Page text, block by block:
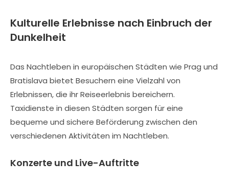
Kulturelle Erlebnisse nach Einbruch der
Dunkelheit
Das Nachtleben in europäischen Städten wie Prag und
Bratislava bietet Besuchern eine Vielzahl von
Erlebnissen, die ihr Reiseerlebnis bereichern.
Taxidienste in diesen Städten sorgen für eine
bequeme und sichere Beförderung zwischen den
verschiedenen Aktivitäten im Nachtleben.
Konzerte und Live-Auftritte